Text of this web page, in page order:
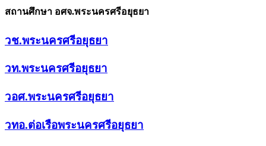
สถานศึกษา อศจ.พระนครศรีอยุธยา
วช.พระนครศรีอยุธยา
วท.พระนครศรีอยุธยา
วอศ.พระนครศรีอยุธยา
วทอ.ต่อเรือพระนครศรีอยุธยา